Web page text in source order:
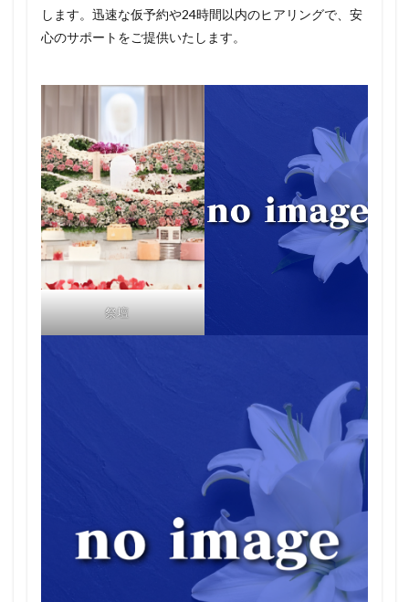
します。迅速な仮予約や24時間以内のヒアリングで、安
心のサポートをご提供いたします。
祭壇